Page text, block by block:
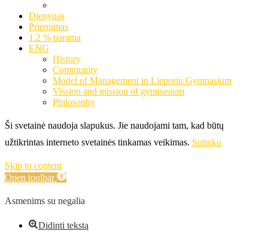
Dienynas
Priėmimas
1.2 % parama
ENG
History
Community
Model of Management in Lieporiu Gymnasium
Vission and mission of gymnasium
Philosophy
Ši svetainė naudoja slapukus. Jie naudojami tam, kad būtų
užtikrintas interneto svetainės tinkamas veikimas. Sutinku
Skip to content
Open toolbar
Asmenims su negalia
Didinti tekstą